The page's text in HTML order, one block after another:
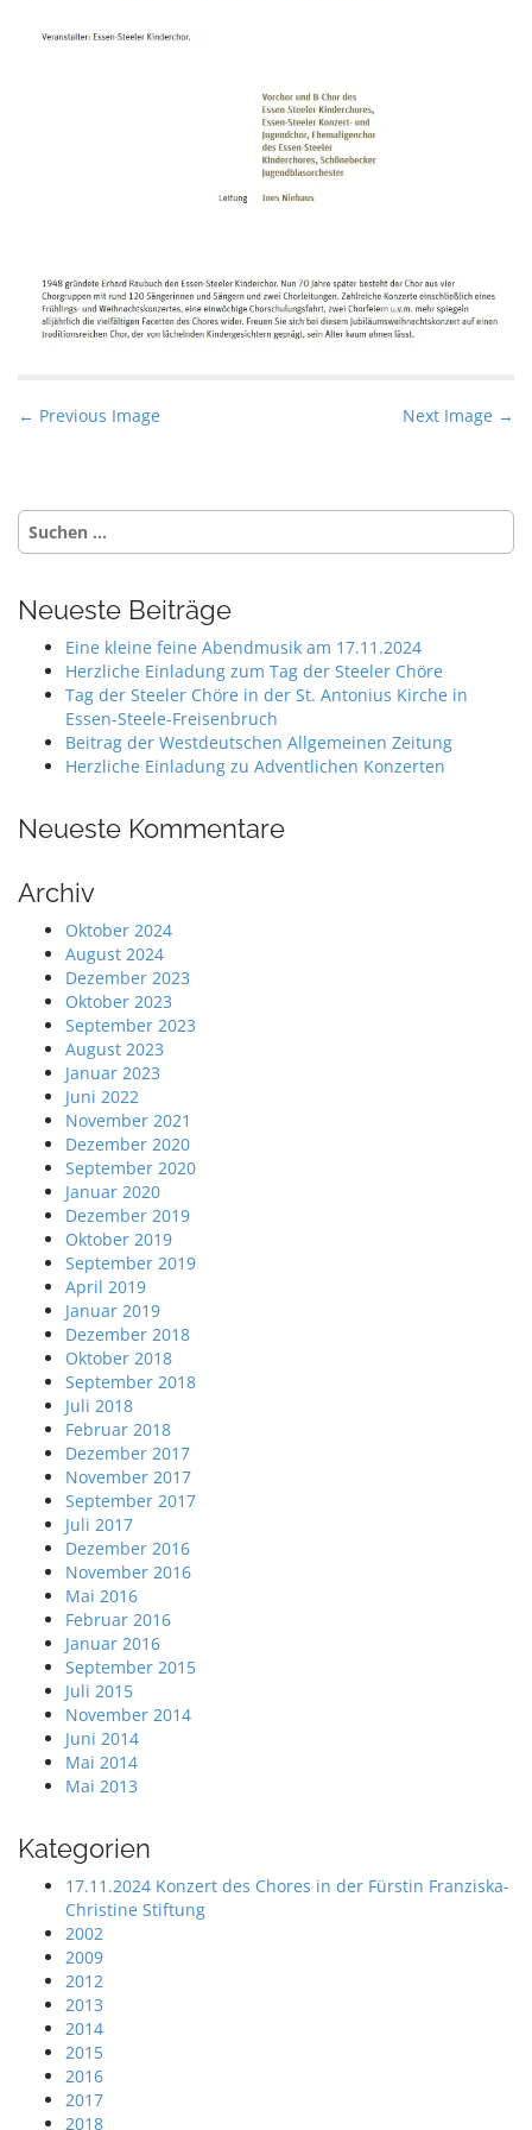
P
t
n
v
n
← Previous Image Next Image →
Suche
nach:
Neueste Beiträge
Eine kleine feine Abendmusik am 17.11.2024
Herzliche Einladung zum Tag der Steeler Chöre
Tag der Steeler Chöre in der St. Antonius Kirche in
Essen-Steele-Freisenbruch
Beitrag der Westdeutschen Allgemeinen Zeitung
Herzliche Einladung zu Adventlichen Konzerten
Neueste Kommentare
Archiv
Oktober 2024
August 2024
Dezember 2023
Oktober 2023
September 2023
August 2023
Januar 2023
Juni 2022
November 2021
Dezember 2020
September 2020
Januar 2020
Dezember 2019
Oktober 2019
September 2019
April 2019
Januar 2019
Dezember 2018
Oktober 2018
September 2018
Juli 2018
Februar 2018
Dezember 2017
November 2017
September 2017
Juli 2017
Dezember 2016
November 2016
Mai 2016
Februar 2016
Januar 2016
September 2015
Juli 2015
November 2014
Juni 2014
Mai 2014
Mai 2013
Kategorien
17.11.2024 Konzert des Chores in der Fürstin Franziska-
Christine Stiftung
2002
2009
2012
2013
2014
2015
2016
2017
2018